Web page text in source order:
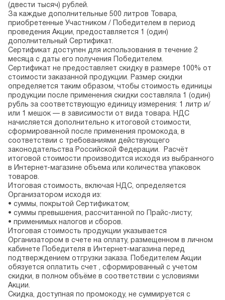
(двести тысяч) рублей.
За каждые дополнительные 500 литров Товара,
приобретенные Участником / Победителем в период
проведения Акции, предоставляется 1 (один)
дополнительный Сертификат.
Сертификат доступен для использования в течение 2
месяца с даты его получения Победителем.
Сертификат не предоставляет скидку в размере 100% от
стоимости заказанной продукции. Размер скидки
определяется таким образом, чтобы стоимость единицы
продукции после применения скидки составляла 1 (один)
рубль за соответствующую единицу измерения: 1 литр и/
или 1 мешок — в зависимости от вида товара. НДС
начисляется дополнительно к итоговой стоимости,
сформированной после применения промокода, в
соответствии с требованиями действующего
законодательства Российской Федерации. Расчёт
итоговой стоимости производится исходя из выбранного
в Интернет-магазине объема или количества упаковок
товаров.
Итоговая стоимость, включая НДС, определяется
Организатором исходя из:
• суммы, покрытой Сертификатом;
• суммы превышения, рассчитанной по Прайс-листу;
• применимых налогов и сборов.
Итоговая стоимость продукции указывается
Организатором в счете на оплату, размещенном в личном
кабинете Победителя в Интернет-магазина перед
подтверждением отгрузки заказа. Победителем Акции
обязуется оплатить счет , сформированный с учетом
скидки, в полном объёме в соответствии с условиями
Акции.
Скидка, доступная по промокоду, не суммируется с